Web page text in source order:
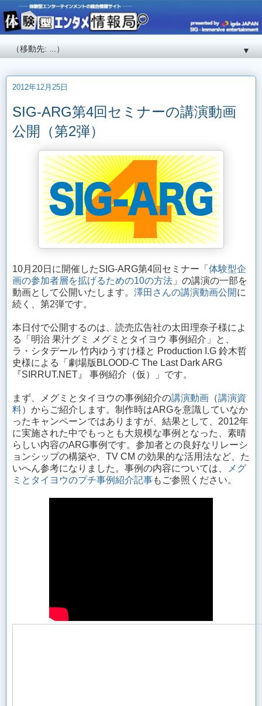
▼
2012年12月25日
SIG-ARG第4回セミナーの講演動画
公開（第2弾）
10月20日に開催したSIG-ARG第4回セミナー「 体験型企
画の参加者層を拡げるための10の方法 」の講演の一部を
動画として公開いたします。 澤田さんの講演動画公開に
続く、第2弾です。
本日付で公開するのは、読売広告社の太田理奈子様によ
る「明治 果汁グミ メグミとタイヨウ 事例紹介」と、
ラ・シタデール 竹内ゆうすけ様と Production I.G 鈴木哲
史様による「劇場版BLOOD-C The Last Dark ARG
『SIRRUT.NET』 事例紹介（仮）」です。
まず、メグミとタイヨウの事例紹介の講演動画 （講演資
料）からご紹介します。制作時はARGを意識していなか
ったキャンペーンではありますが、結果として、2012年
に実施された中でもっとも大規模な事例となった、素晴
らしい内容のARG事例です。参加者との良好なリレーシ
ョンシップの構築や、TV CM の効果的な活用法など、た
いへん参考になりました。事例の内容については、
メグ
ミとタイヨウのプチ事例紹介記事もご参照ください。